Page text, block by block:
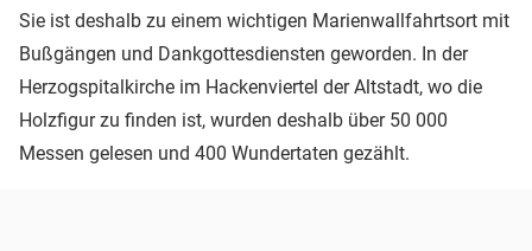
Sie ist deshalb zu einem wichtigen Marienwallfahrtsort mit
Bußgängen und Dankgottesdiensten geworden. In der
Herzogspitalkirche im Hackenviertel der Altstadt, wo die
Holzfigur zu finden ist, wurden deshalb über 50 000
Messen gelesen und 400 Wundertaten gezählt.